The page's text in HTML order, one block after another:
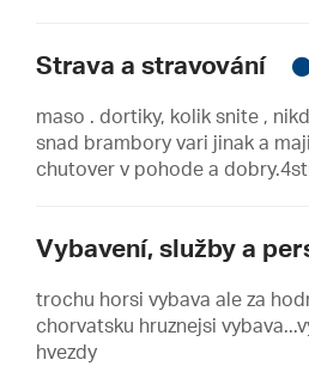
Strava a stravování
maso . dortiky, kolik snite ,
snad brambory vari jinak a
chutover v pohode a
Vybavení, služby a
trochu horsi vybava ale za
chorvatsku hruznejsi
hvezdy